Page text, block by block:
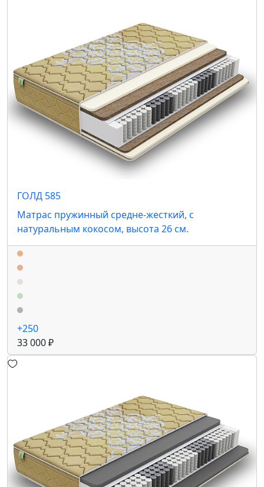
ГОЛД 585
Матрас пружинный средне-жесткий, с
натуральным кокосом, высота 26 см.
+250
33 000 ₽